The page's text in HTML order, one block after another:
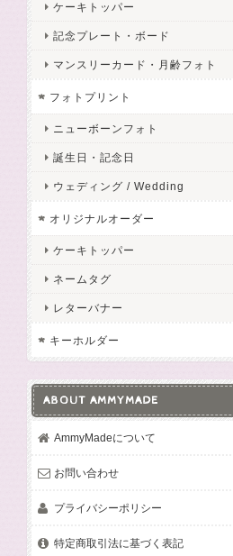
ケーキトッパー
記念プレート・ボード
マンスリーカード・月齢フォト
フォトプリント
ニューボーンフォト
誕生日・記念日
ウェディング / Wedding
オリジナルオーダー
ケーキトッパー
ネームタグ
レターバナー
キーホルダー
ABOUT AMMYMADE
AmmyMadeについて
お問い合わせ
プライバシーポリシー
特定商取引法に基づく表記